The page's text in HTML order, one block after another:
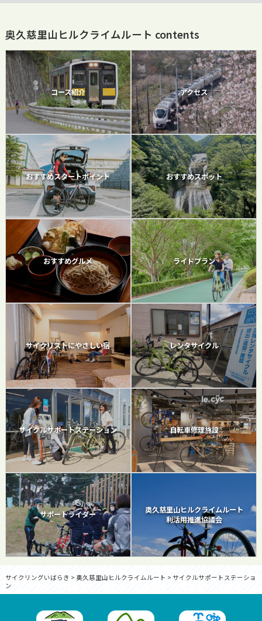
奥久慈里山ヒルクライムルート contents
コース紹介 アクセス
おすすめスタートポイント おすすめスポット
おすすめグルメ ライドプラン
サイクリストにやさしい宿 レンタサイクル
サイクルサポートステーション 自転車修理施設
サポートライダー
奥久慈里山ヒルクライムルート
利活用推進協議会
サイクリングいばらき > 奥久慈里山ヒルクライムルート > サイクルサポートステーショ
ン